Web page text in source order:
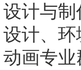
设计与
设计、
动画专业